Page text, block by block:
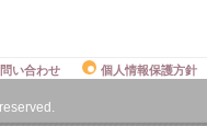
い合わせ 個人情報保護方針